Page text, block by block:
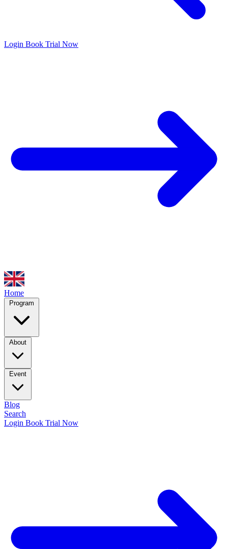
Login Book Trial Now
Home
Program
About
Event
Blog
Search
Login Book Trial Now